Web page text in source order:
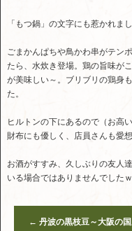
「もつ鍋」の文字にも惹かれま
ごまかんぱちや鳥かわ串がテン
たら、水炊き登場。鶏の旨味が
が美味しい～。ブリブリの鶏身
た。
ヒルトンの下にあるので（お高
財布にも優しく、店員さんも愛
お酒がすすみ、久しぶりの友人
いる場合ではありませんでした
← 丹波の黒枝豆～大阪の